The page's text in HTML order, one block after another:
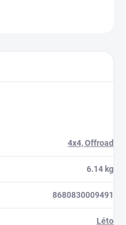
4x4, Offroad
6.14 kg
8680830009491
Léto